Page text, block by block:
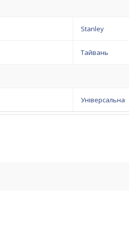
Stanley
Тайвань
Універсальна